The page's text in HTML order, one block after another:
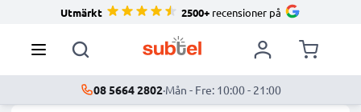
Utmärkt 2500+ recensioner på
08 5664 2802·Mån - Fre: 10:00 - 21:00